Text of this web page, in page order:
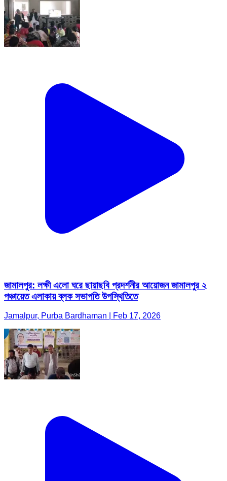
জামালপুর: লক্ষী এলো ঘরে ছায়াছবি প্রদর্শনীর আয়োজন জামালপুর ২
পঞ্চায়েত এলাকায় ব্লক সভাপতি উপস্থিতিতে
Jamalpur, Purba Bardhaman | Feb 17, 2026